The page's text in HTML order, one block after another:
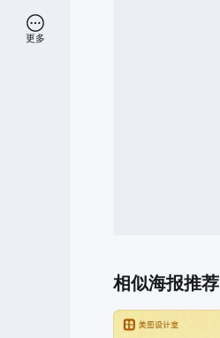
更多
相似海报推荐